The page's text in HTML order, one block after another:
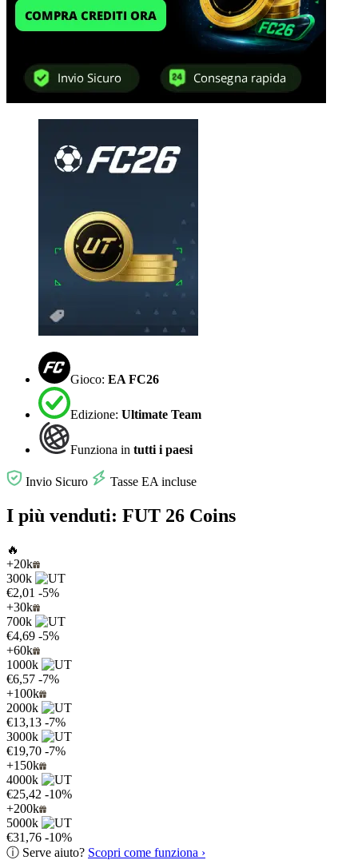
Gioco: EA FC26
Edizione: Ultimate Team
Funziona in tutti i paesi
Invio Sicuro Tasse EA incluse
I più venduti: FUT 26 Coins
🔥
+20k
300k
€2,01 -5%
+30k
700k
€4,69 -5%
+60k
1000k
€6,57 -7%
+100k
2000k
€13,13 -7%
3000k
€19,70 -7%
+150k
4000k
€25,42 -10%
+200k
5000k
€31,76 -10%
ⓘ Serve aiuto? Scopri come funziona ›